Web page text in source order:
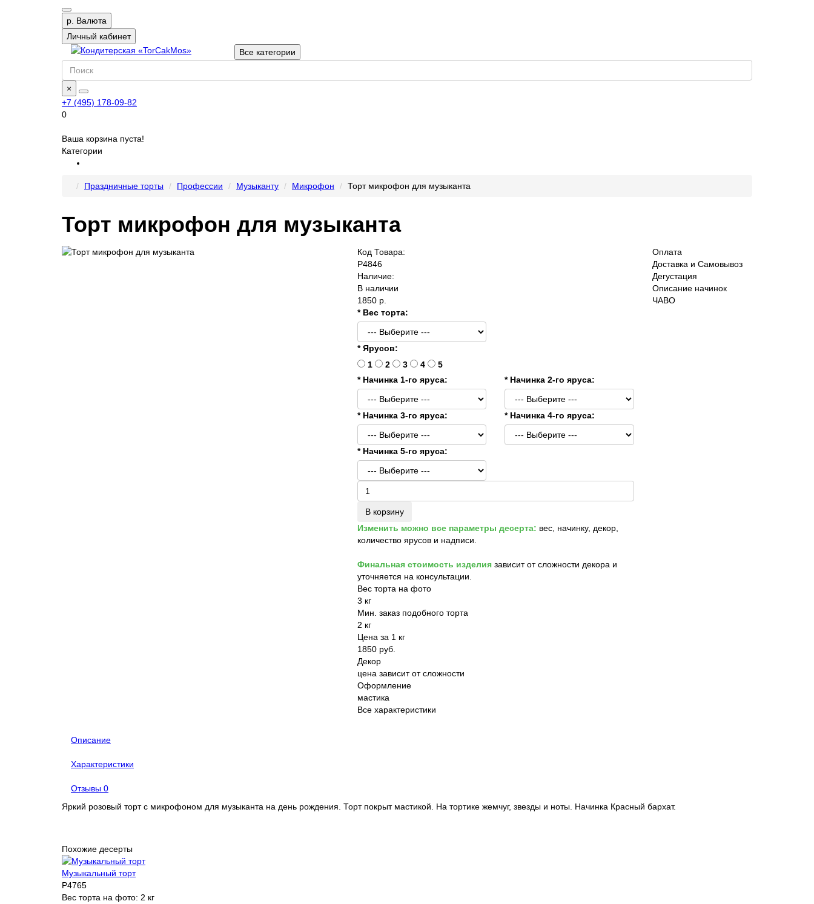
р. Валюта
Личный кабинет
Все категории
×
+7 (495) 178-09-82
0
Ваша корзина пуста!
Категории
Праздничные торты Профессии Музыканту Микрофон Торт микрофон для музыканта
Торт микрофон для музыканта
Код Товара:
P4846
Наличие:
В наличии
1850 р.
* Вес торта:
* Ярусов:
1
2 3 4
5
* Начинка 1-го яруса:
* Начинка 2-го яруса:
* Начинка 3-го яруса: * Начинка 4-го яруса:
* Начинка 5-го яруса:
В корзину
Изменить можно все параметры десерта: вес, начинку, декор,
количество ярусов и надписи.
Финальная стоимость изделиязависит от сложности декора и
уточняется на консультации.
Вес торта на фото
3 кг
Мин. заказ подобного торта
2 кг
Цена за 1 кг
1850 руб.
Декор
цена зависит от сложности
Оформление
мастика
Все характеристики
Оплата
Доставка и Самовывоз
Дегустация
Описание начинок
ЧАВО
Описание
Характеристики
Отзывы 0
Яркий розовый торт с микрофоном для музыканта на день рождения. Торт покрыт мастикой. На тортике жемчуг, звезды и ноты. Начинка Красный бархат.
Похожие десерты
Музыкальный торт
P4765
Вес торта на фото: 2 кг